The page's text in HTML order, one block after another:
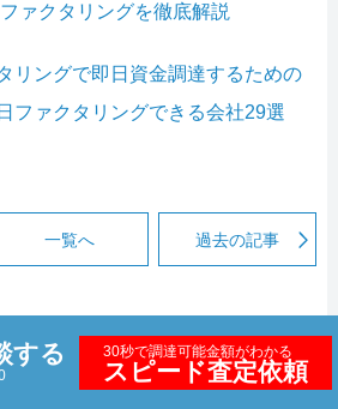
ァクタリングを徹底解説
リングで即日資金調達するための
ファクタリングできる会社29選
一覧へ 過去の記事
する 30秒で調達可能金額がわかる
スピード査定依頼